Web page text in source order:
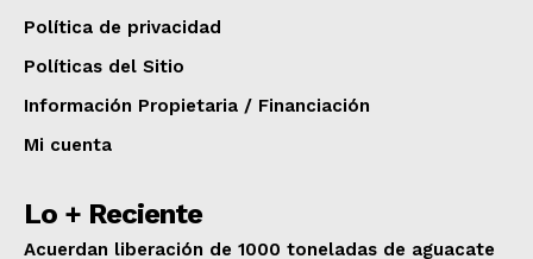
Política de privacidad
Políticas del Sitio
Información Propietaria / Financiación
Mi cuenta
Lo + Reciente
Acuerdan liberación de 1000 toneladas de aguacate